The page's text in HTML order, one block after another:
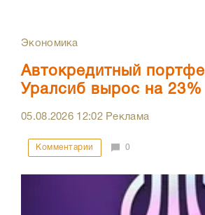
Экономика
Автокредитный
Уралсиб вырос на 23%
05.08.2026 12:02Реклама
Комментарии 0